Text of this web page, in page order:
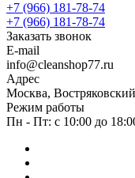
+7 (966) 181-78-74
+7 (966) 181-78-74
Заказать звонок
E-mail
info@cleanshop77.ru
Адрес
Москва,
Режим работы
Пн - Пт: с 10:00 до